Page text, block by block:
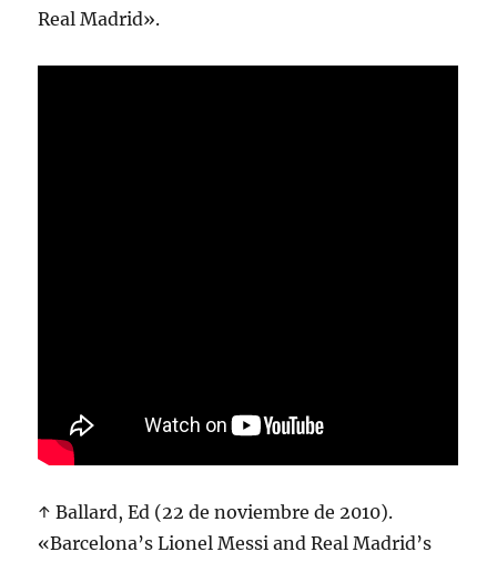
Real Madrid».
↑ Ballard, Ed (22 de noviembre de 2010).
«Barcelona’s Lionel Messi and Real Madrid’s